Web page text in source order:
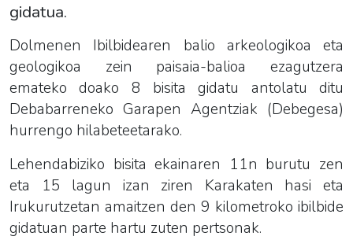
gidatua.
Dolmenen Ibilbidearen balio arkeologikoa eta
geologikoa zein paisaia-balioa ezagutzera
emateko doako 8 bisita gidatu antolatu ditu
Debabarreneko Garapen Agentziak (Debegesa)
hurrengo hilabeteetarako.
Lehendabiziko bisita ekainaren 11n burutu zen
eta 15 lagun izan ziren Karakaten hasi eta
Irukurutzetan amaitzen den 9 kilometroko ibilbide
gidatuan parte hartu zuten pertsonak.